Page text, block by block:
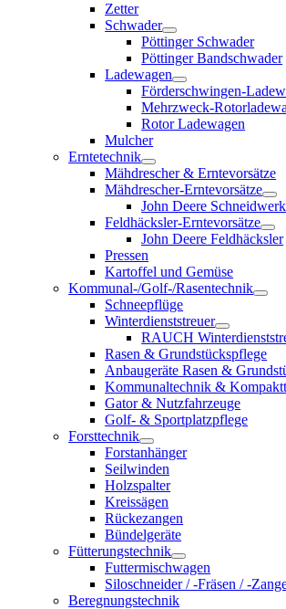
Zetter
Schwader
Pöttinger Schwader
Pöttinger Bandschwader
Ladewagen
Förderschwingen-
Mehrzweck-
Rotor Ladewagen
Mulcher
Erntetechnik
Mähdrescher & Erntevorsätze
Mähdrescher-Erntevorsätze
John Deere
Feldhäcksler-Erntevorsätze
John Deere Feldhäcksler
Pressen
Kartoffel und Gemüse
Kommunal-/Golf-/Rasentechnik
Schneepflüge
Winterdienststreuer
RAUCH
Rasen & Grundstückspflege
Anbaugeräte Rasen &
Kommunaltechnik &
Gator & Nutzfahrzeuge
Golf- & Sportplatzpflege
Forsttechnik
Forstanhänger
Seilwinden
Holzspalter
Kreissägen
Rückezangen
Bündelgeräte
Fütterungstechnik
Futtermischwagen
Siloschneider / -Fräsen / -
Beregnungstechnik